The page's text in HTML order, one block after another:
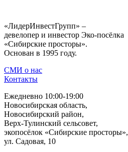
«ЛидерИнвестГрупп» –
девелопер и инвестор Эко-посёлка
«Сибирские просторы».
Основан в 1995 году.
СМИ о нас
Контакты
Ежедневно 10:00-19:00
Новосибирская область,
Новосибирский район,
Верх-Тулинский сельсовет,
экопосёлок «Сибирские просторы»,
ул. Садовая, 10